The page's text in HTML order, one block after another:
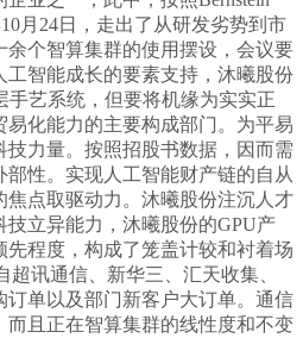
月24日，走出了从研发劣势到市
个智算集群的使用摆设，会议要
智能成长的要素支持，沐曦股份
手艺系统，但要将机缘为实实正
化能力的主要构成部门。为平易
力量。按照招股书数据，因而需
性。实现人工智能财产链的自从
点取驱动力。沐曦股份注沉人才
立异能力，沐曦股份的GPU产
程度，构成了笼盖计较和衬着场
超讯通信、新华三、汇天收集、
单以及部门新客户大订单。通信
且正在智算集群的线性度和不变